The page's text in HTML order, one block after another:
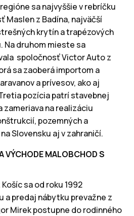
sa najvyššie v rebríčku
z Badína, najväčší
krytín a trapézových
Na druhom mieste sa
spoločnosť Victor Auto z
sa zaoberá importom a
a prívesov, ako aj
pozícia patrí stavebnej
zameriava na realizáciu
pozemných a
Slovensku aj v zahraničí.
VÝCHODE MALOBCHOD S
sa od roku 1992
a predaj nábytku prevažne z
Mirek postupne do rodinného